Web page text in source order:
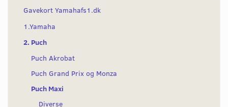
Gavekort Yamahafs1.dk
1.Yamaha
2. Puch
Puch Akrobat
Puch Grand Prix og Monza
Puch Maxi
Diverse